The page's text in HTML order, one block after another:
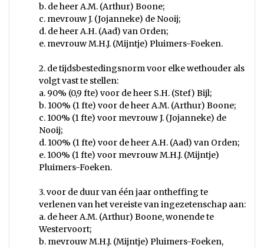
b. de heer A.M. (Arthur) Boone;
c. mevrouw J. (Jojanneke) de Nooij;
d. de heer A.H. (Aad) van Orden;
e. mevrouw M.H.J. (Mijntje) Pluimers-Foeken.
2. de tijdsbestedingsnorm voor elke wethouder als
volgt vast te stellen:
a. 90% (0,9 fte) voor de heer S.H. (Stef) Bijl;
b. 100% (1 fte) voor de heer A.M. (Arthur) Boone;
c. 100% (1 fte) voor mevrouw J. (Jojanneke) de
Nooij;
d. 100% (1 fte) voor de heer A.H. (Aad) van Orden;
e. 100% (1 fte) voor mevrouw M.H.J. (Mijntje)
Pluimers-Foeken.
3. voor de duur van één jaar ontheffing te
verlenen van het vereiste van ingezetenschap aan:
a. de heer A.M. (Arthur) Boone, wonende te
Westervoort;
b. mevrouw M.H.J. (Mijntje) Pluimers-Foeken,